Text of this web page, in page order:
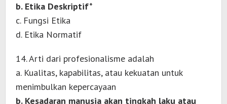
b. Etika Deskriptif*
c. Fungsi Etika
d. Etika Normatif
14. Arti dari profesionalisme adalah
a. Kualitas, kapabilitas, atau kekuatan untuk
menimbulkan kepercayaan
b. Kesadaran manusia akan tingkah laku atau